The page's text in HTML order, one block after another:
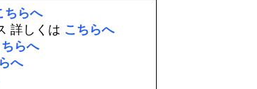
ちらへ
詳しくは こちらへ
らへ
へ